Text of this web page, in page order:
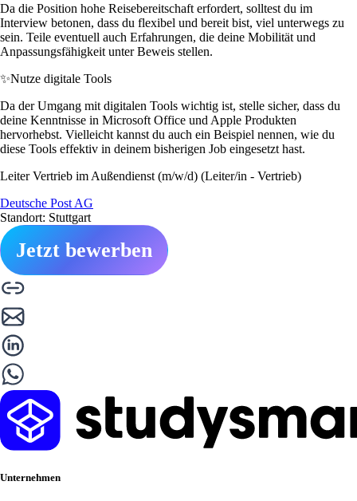
Da die Position hohe Reisebereitschaft erfordert, solltest du im
Interview betonen, dass du flexibel und bereit bist, viel unterwegs zu
sein. Teile eventuell auch Erfahrungen, die deine Mobilität und
Anpassungsfähigkeit unter Beweis stellen.
✨Nutze digitale Tools
Da der Umgang mit digitalen Tools wichtig ist, stelle sicher, dass du
deine Kenntnisse in Microsoft Office und Apple Produkten
hervorhebst. Vielleicht kannst du auch ein Beispiel nennen, wie du
diese Tools effektiv in deinem bisherigen Job eingesetzt hast.
Leiter Vertrieb im Außendienst (m/w/d) (Leiter/in - Vertrieb)
Deutsche Post AG
Standort: Stuttgart
Jetzt bewerben
Unternehmen